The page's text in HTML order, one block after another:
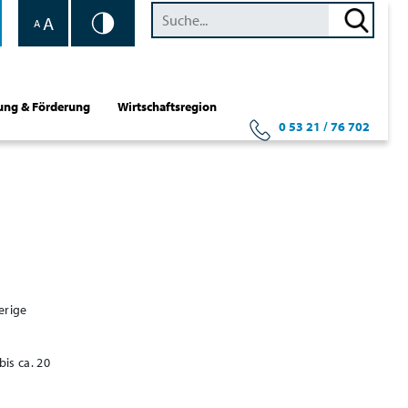
A A
& Förderung
Wirtschaftsregion
0 53 21 / 76 702
ca. 20